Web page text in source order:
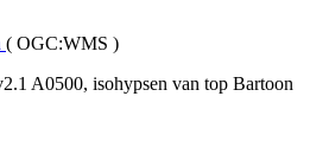
( OGC:WMS )
A0500, isohypsen van top Bartoon